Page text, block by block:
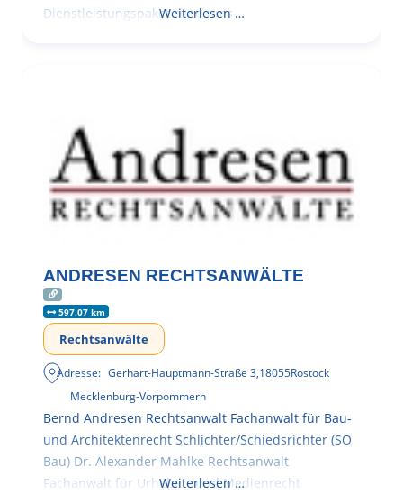
Dienstleistungspaket rund ums
Weiterlesen …
ANDRESEN RECHTSANWÄLTE
597.07 km
Rechtsanwälte
Adresse: Gerhart-Hauptmann-Straße 3,18055Rostock
Mecklenburg-Vorpommern
Bernd Andresen Rechtsanwalt Fachanwalt für Bau-
und Architektenrecht Schlichter/Schiedsrichter (SO
Bau) Dr. Alexander Mahlke Rechtsanwalt
Fachanwalt für Urheber- und Medienrecht
Weiterlesen …